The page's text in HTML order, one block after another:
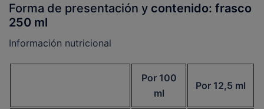
Forma de presentación y contenido: frasco
250 ml
Información nutricional
Por 100
ml
Por 12,5 ml